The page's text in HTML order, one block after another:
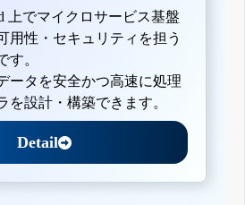
上でマイクロサービス基盤
用性・セキュリティを担う
す。
ータを安全かつ高速に処理
を設計・構築できます。
Detail